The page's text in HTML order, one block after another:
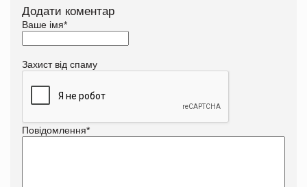
Додати коментар
Ваше імя*
Захист від спаму
Повідомлення*